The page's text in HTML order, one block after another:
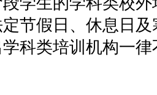
节假日、休息日
科类培训机构一